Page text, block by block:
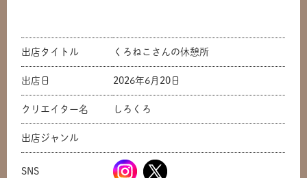
出店タイトル くろねこさんの休憩所
出店日 2026年6月20日
クリエイター名 しろくろ
出店ジャンル
SNS